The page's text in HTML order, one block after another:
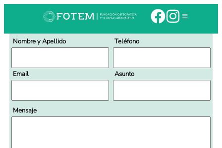
Nombre y Apellido
Email
Teléfono
Asunto
Mensaje